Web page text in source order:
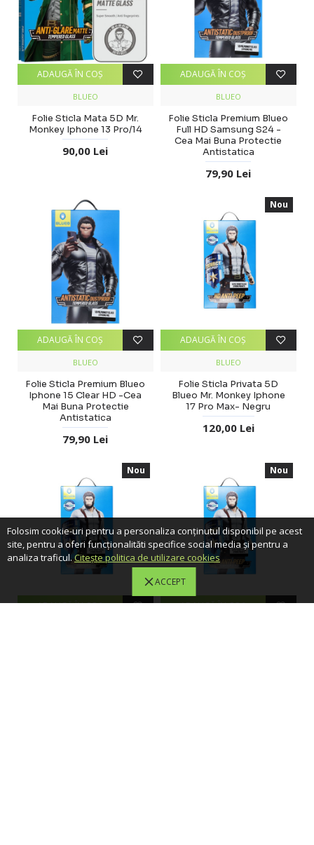
BLUEO
Folie Sticla Mata 5D Mr.
Monkey Iphone 13 Pro/14
90,00 Lei
ADAUGĂ ÎN COŞ
BLUEO
Folie Sticla Premium Blueo
Full HD Samsung S24 -
Cea Mai Buna Protectie
Antistatica
79,90 Lei
ADAUGĂ ÎN COŞ
BLUEO
Folie Sticla Premium Blueo
Iphone 15 Clear HD -Cea
Mai Buna Protectie
Antistatica
79,90 Lei
ADAUGĂ ÎN COŞ
Nou
BLUEO
Folie Sticla Privata 5D
Blueo Mr. Monkey Iphone
17 Pro Max- Negru
120,00 Lei
ADAUGĂ ÎN COŞ
Nou
ADAUGĂ ÎN COŞ
Nou
ADAUGĂ ÎN COŞ
ACCEPT
Folosim cookie-uri pentru a personaliza conținutul disponibil pe acest
site, pentru a oferi funcționalităti specifice social media și pentru a
analiza traficul.Citește politica de utilizare cookies